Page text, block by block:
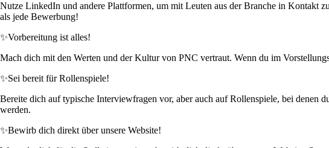
Nutze LinkedIn und andere Plattformen, um mit Leuten aus der Branche in Kontakt
als jede Bewerbung!
✨Vorbereitung ist alles!
Mach dich mit den Werten und der Kultur von PNC vertraut. Wenn du im
✨Sei bereit für Rollenspiele!
Bereite dich auf typische Interviewfragen vor, aber auch auf Rollenspiele, bei denen
werden.
✨Bewirb dich direkt über unsere Website!